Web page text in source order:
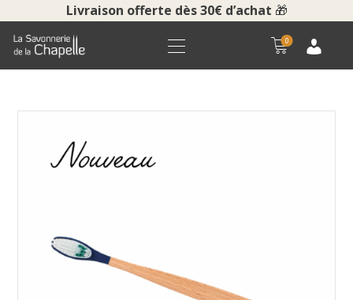
Livraison offerte dès 30€ d’achat 🎁
0
ACCUEIL
COURS ET VISITES
NOUS CONTACTER
POUR LES PROS